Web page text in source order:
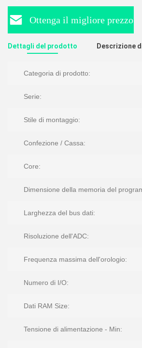
Ottenga il migliore prezzo
Dettagli del prodotto Descrizione
Categoria di prodotto:
Serie:
Stile di montaggio:
Confezione / Cassa:
Core:
Dimensione della memoria del
Larghezza del bus dati:
Risoluzione dell'ADC:
Frequenza massima dell'orologio:
Numero di I/O:
Dati RAM Size:
Tensione di alimentazione - Min: